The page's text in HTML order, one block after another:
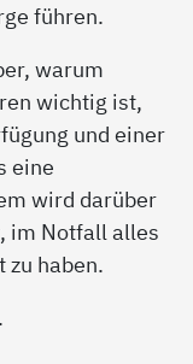
führen.
warum
wichtig ist,
und einer
eine
wird darüber
im Notfall alles
haben.